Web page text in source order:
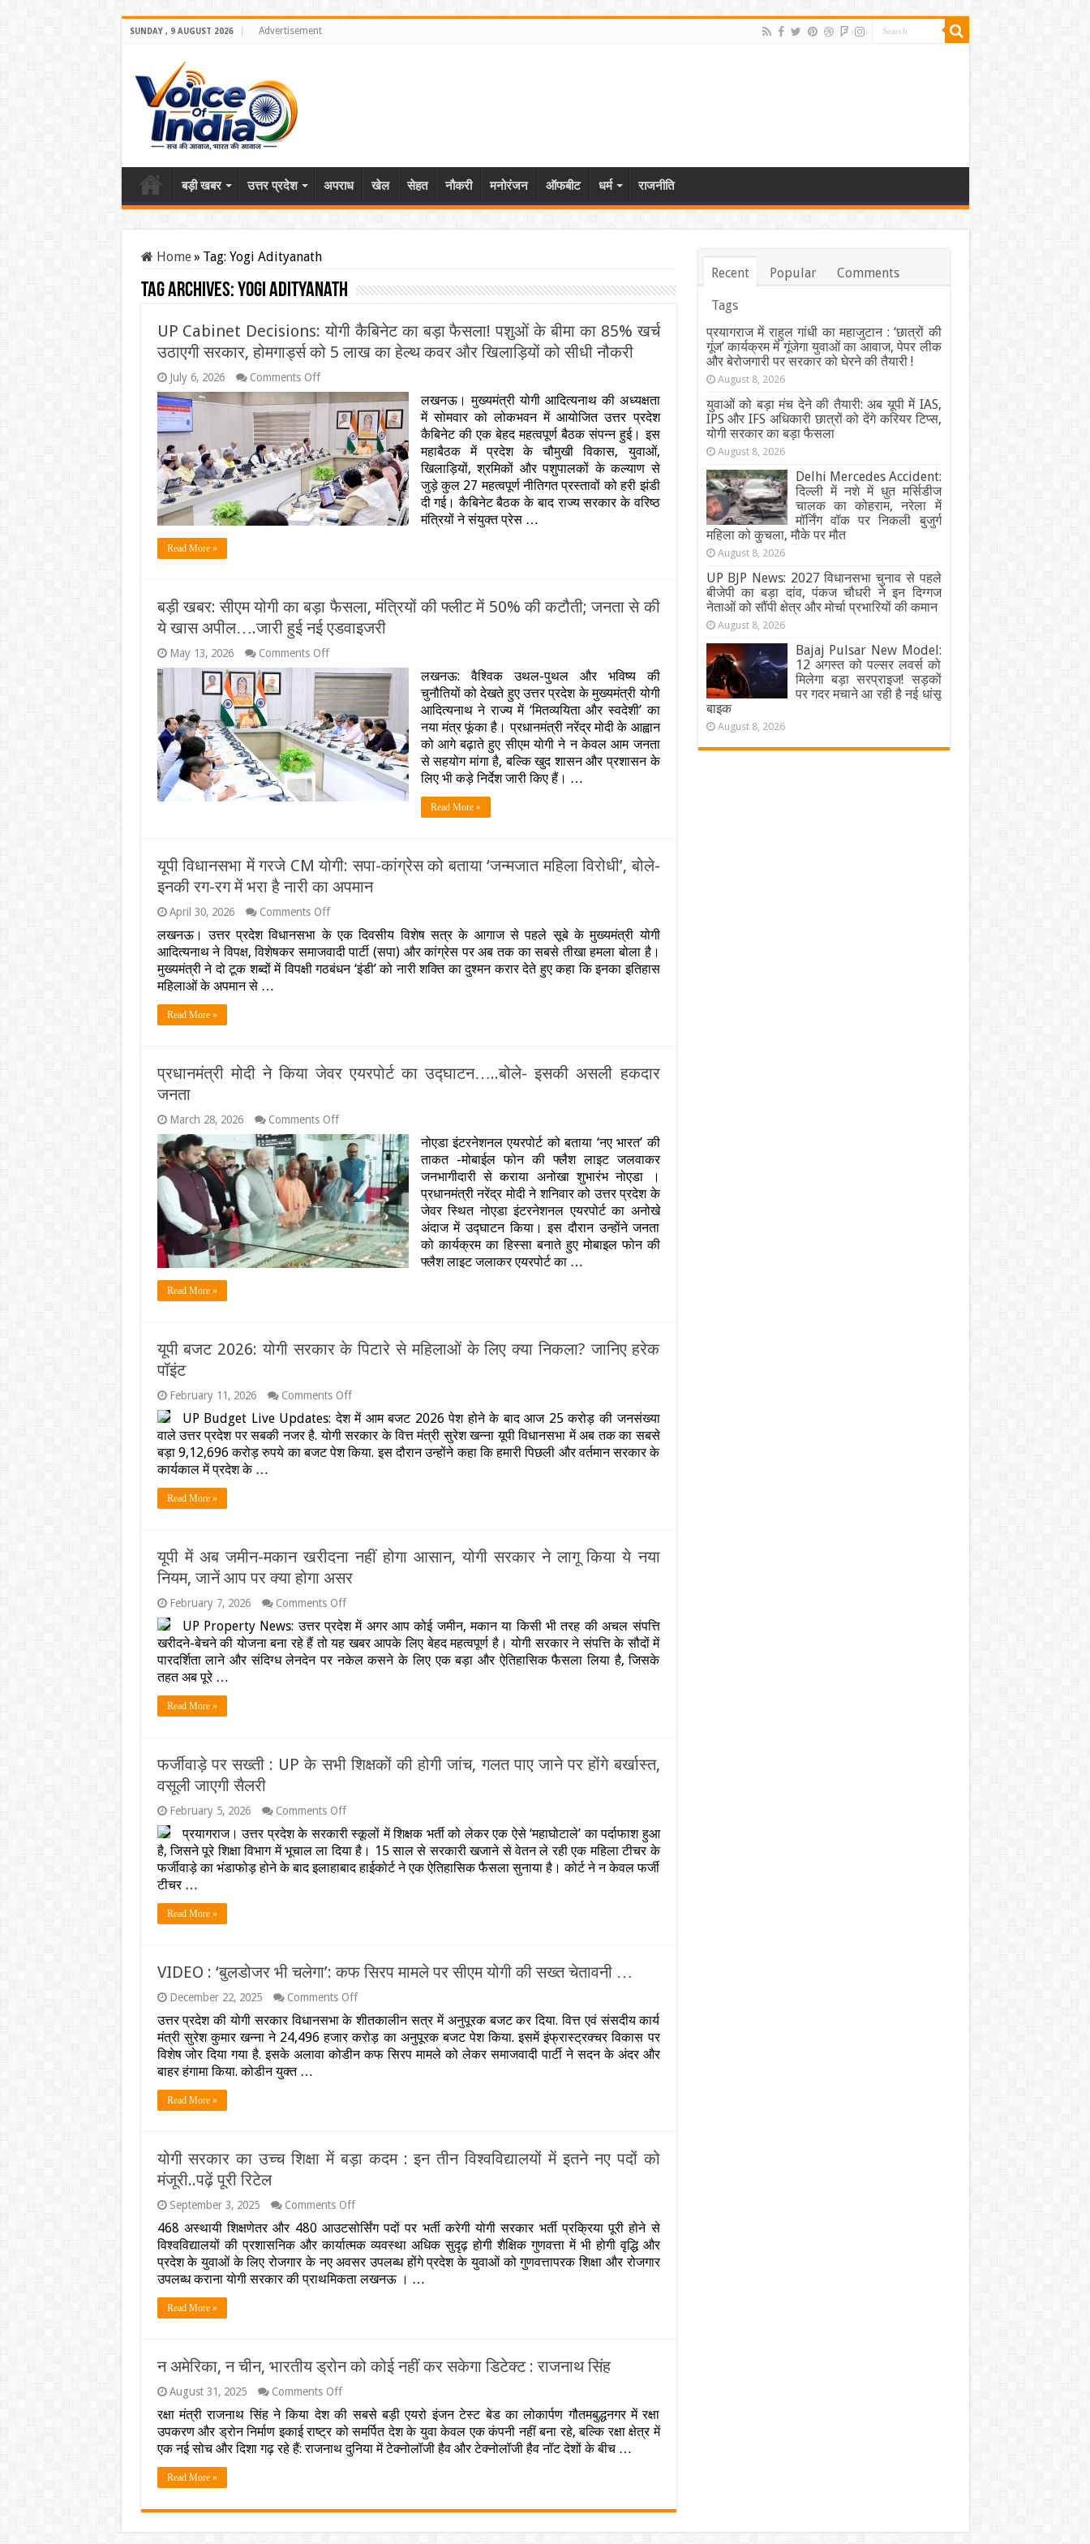
SUNDAY , 9 AUGUST 2026 Advertisement
बड़ी खबर उत्तर प्रदेश अपराध खेल सेहत नौकरी मनोरंजन ऑफबीट धर्म राजनीति
Home» Tag: Yogi Adityanath
Tag Archives:Yogi Adityanath
UP Cabinet Decisions: योगी कैबिनेट का बड़ा फैसला! पशुओं के बीमा का 85% खर्च
उठाएगी सरकार, होमगार्ड्स को 5 लाख का हेल्थ कवर और खिलाड़ियों को सीधी नौकरी
July 6, 2026 Comments Offon
UP
Cabinet
Decisions:
योगी
कैबिनेट
का
बड़ा
फैसला!
पशुओं
के
बीमा
होमगार्ड्स
को
5
लाख
का
हेल्थ
कवर
और
खिलाड़ियों
को
सीधी
नौकरी
लखनऊ। मुख्यमंत्री योगी आदित्यनाथ की अध्यक्षता
में सोमवार को लोकभवन में आयोजित उत्तर प्रदेश
कैबिनेट की एक बेहद महत्वपूर्ण बैठक संपन्न हुई। इस
महाबैठक में प्रदेश के चौमुखी विकास, युवाओं,
खिलाड़ियों, श्रमिकों और पशुपालकों के कल्याण से
जुड़े कुल 27 महत्वपूर्ण नीतिगत प्रस्तावों को हरी झंडी
दी गई। कैबिनेट बैठक के बाद राज्य सरकार के वरिष्ठ
मंत्रियों ने संयुक्त प्रेस …
Read More »
बड़ी खबर: सीएम योगी का बड़ा फैसला, मंत्रियों की फ्लीट में 50% की कटौती; जनता से की
ये खास अपील….जारी हुई नई एडवाइजरी
May 13, 2026 Comments Offon
बड़ी
खबर:
सीएम
योगी
का
बड़ा
फैसला,
मंत्रियों
में
जनता
से
की
खास
अपील….जारी
हुई
नई
एडवाइजरी
लखनऊ: वैश्विक उथल-पुथल और भविष्य की
चुनौतियों को देखते हुए उत्तर प्रदेश के मुख्यमंत्री योगी
आदित्यनाथ ने राज्य में ‘मितव्ययिता और स्वदेशी’ का
नया मंत्र फूंका है। प्रधानमंत्री नरेंद्र मोदी के आह्वान
को आगे बढ़ाते हुए सीएम योगी ने न केवल आम जनता
से सहयोग मांगा है, बल्कि खुद शासन और प्रशासन के
लिए भी कड़े निर्देश जारी किए हैं। …
Read More »
यूपी विधानसभा में गरजे CM योगी: सपा-कांग्रेस को बताया ‘जन्मजात महिला विरोधी’, बोले-
इनकी रग-रग में भरा है नारी का अपमान
April 30, 2026 Comments Offon
विधानसभा
में
गरजे
महिला
इनकी
रग
में
भरा
है
नारी
का
अपमान
लखनऊ। उत्तर प्रदेश विधानसभा के एक दिवसीय विशेष सत्र के आगाज से पहले सूबे के मुख्यमंत्री योगी
आदित्यनाथ ने विपक्ष, विशेषकर समाजवादी पार्टी (सपा) और कांग्रेस पर अब तक का सबसे तीखा हमला बोला है।
मुख्यमंत्री ने दो टूक शब्दों में विपक्षी गठबंधन ‘इंडी’ को नारी शक्ति का दुश्मन करार देते हुए कहा कि इनका इतिहास
महिलाओं के अपमान से …
Read More »
प्रधानमंत्री मोदी ने किया जेवर एयरपोर्ट का उद्घाटन…..बोले- इसकी असली हकदार
जनता
March 28, 2026 Comments Offon
प्रधानमंत्री
मोदी
ने
किया
जेवर
एयरपोर्ट
का
उद्घाटन…..बोले-
इसकी
असली
हकदार
नोएडा इंटरनेशनल एयरपोर्ट को बताया ‘नए भारत’ की
ताकत -मोबाईल फोन की फ्लैश लाइट जलवाकर
जनभागीदारी से कराया अनोखा शुभारंभ नोएडा ।
प्रधानमंत्री नरेंद्र मोदी ने शनिवार को उत्तर प्रदेश के
जेवर स्थित नोएडा इंटरनेशनल एयरपोर्ट का अनोखे
अंदाज में उद्घाटन किया। इस दौरान उन्होंने जनता
को कार्यक्रम का हिस्सा बनाते हुए मोबाइल फोन की
फ्लैश लाइट जलाकर एयरपोर्ट का …
Read More »
यूपी बजट 2026: योगी सरकार के पिटारे से महिलाओं के लिए क्या निकला? जानिए हरेक
पॉइंट
February 11, 2026 Comments Offon
बजट
2026:
योगी
क्या
निकला?
जानिए
UP Budget Live Updates: देश में आम बजट 2026 पेश होने के बाद आज 25 करोड़ की जनसंख्या
वाले उत्तर प्रदेश पर सबकी नजर है. योगी सरकार के वित्त मंत्री सुरेश खन्ना यूपी विधानसभा में अब तक का सबसे
बड़ा 9,12,696 करोड़ रुपये का बजट पेश किया. इस दौरान उन्‍होंने कहा कि हमारी पिछली और वर्तमान सरकार के
कार्यकाल में प्रदेश के …
Read More »
यूपी में अब जमीन-मकान खरीदना नहीं होगा आसान, योगी सरकार ने लागू किया ये नया
नियम, जानें आप पर क्या होगा असर
February 7, 2026 Comments Offon
में
अब
जमीन-
सरकार
ये
नियम,
जानें
आप
पर
UP Property News: उत्तर प्रदेश में अगर आप कोई जमीन, मकान या किसी भी तरह की अचल संपत्ति
खरीदने-बेचने की योजना बना रहे हैं तो यह खबर आपके लिए बेहद महत्वपूर्ण है। योगी सरकार ने संपत्ति के सौदों में
पारदर्शिता लाने और संदिग्ध लेनदेन पर नकेल कसने के लिए एक बड़ा और ऐतिहासिक फैसला लिया है, जिसके
तहत अब पूरे …
Read More »
फर्जीवाड़े पर सख्ती : UP के सभी शिक्षकों की होगी जांच, गलत पाए जाने पर होंगे बर्खास्‍त,
वसूली जाएगी सैलरी
February 5, 2026 Comments Offon
पर
सख्ती
:
UP
गलत
जाने
पर
होंगे
बर्खास्‍त,
वसूली
प्रयागराज। उत्तर प्रदेश के सरकारी स्कूलों में शिक्षक भर्ती को लेकर एक ऐसे ‘महाघोटाले’ का पर्दाफाश हुआ
है, जिसने पूरे शिक्षा विभाग में भूचाल ला दिया है। 15 साल से सरकारी खजाने से वेतन ले रही एक महिला टीचर के
फर्जीवाड़े का भंडाफोड़ होने के बाद इलाहाबाद हाईकोर्ट ने एक ऐतिहासिक फैसला सुनाया है। कोर्ट ने न केवल फर्जी
टीचर …
Read More »
VIDEO : ‘बुलडोजर भी चलेगा’: कफ सिरप मामले पर सीएम योगी की सख्त चेतावनी …
December 22, 2025 Comments Offon
:
‘बुलडोजर
भी
चलेगा’:
की
उत्तर प्रदेश की योगी सरकार विधानसभा के शीतकालीन सत्र में अनुपूरक बजट कर दिया. वित्त एवं संसदीय कार्य
मंत्री सुरेश कुमार खन्ना ने 24,496 हजार करोड़ का अनुपूरक बजट पेश किया. इसमें इंफ्रास्ट्रक्चर विकास पर
विशेष जोर दिया गया है. इसके अलावा कोडीन कफ सिरप मामले को लेकर समाजवादी पार्टी ने सदन के अंदर और
बाहर हंगामा किया. कोडीन युक्त …
Read More »
योगी सरकार का उच्च शिक्षा में बड़ा कदम : इन तीन विश्वविद्यालयों में इतने नए पदों को
मंजूरी..पढ़ें पूरी रिटेल
September 3, 2025 Comments Offon
सरकार
का
उच्च
में
विश्वविद्यालयों
नए
पदों
को
मंजूरी..पढ़ें
468 अस्थायी शिक्षणेतर और 480 आउटसोर्सिंग पदों पर भर्ती करेगी योगी सरकार भर्ती प्रक्रिया पूरी होने से
विश्वविद्यालयों की प्रशासनिक और कार्यात्मक व्यवस्था अधिक सुदृढ़ होगी शैक्षिक गुणवत्ता में भी होगी वृद्धि और
प्रदेश के युवाओं के लिए रोजगार के नए अवसर उपलब्ध होंगे प्रदेश के युवाओं को गुणवत्तापरक शिक्षा और रोजगार
उपलब्ध कराना योगी सरकार की प्राथमिकता लखनऊ । …
Read More »
न अमेरिका, न चीन, भारतीय ड्रोन को कोई नहीं कर सकेगा डिटेक्ट : राजनाथ सिंह
August 31, 2025 Comments Offon
अमेरिका,
न
चीन,
भारतीय
नहीं
रक्षा मंत्री राजनाथ सिंह ने किया देश की सबसे बड़ी एयरो इंजन टेस्ट बेड का लोकार्पण गौतमबुद्धनगर में रक्षा
उपकरण और ड्रोन निर्माण इकाई राष्ट्र को समर्पित देश के युवा केवल एक कंपनी नहीं बना रहे, बल्कि रक्षा क्षेत्र में
एक नई सोच और दिशा गढ़ रहे हैं: राजनाथ दुनिया में टेक्नोलॉजी हैव और टेक्नोलॉजी हैव नॉट देशों के बीच …
Read More »
Recent Popular Comments
Tags
प्रयागराज में राहुल गांधी का महाजुटान : ‘छात्रों की
गूंज’ कार्यक्रम में गूंजेगा युवाओं का आवाज, पेपर लीक
और बेरोजगारी पर सरकार को घेरने की तैयारी !
August 8, 2026
युवाओं को बड़ा मंच देने की तैयारी: अब यूपी में IAS,
IPS और IFS अधिकारी छात्रों को देंगे करियर टिप्स,
योगी सरकार का बड़ा फैसला
August 8, 2026
Delhi Mercedes Accident:
दिल्ली में नशे में धुत मर्सिडीज
चालक का कोहराम, नरेला में
मॉर्निंग वॉक पर निकली बुजुर्ग
महिला को कुचला, मौके पर मौत
August 8, 2026
UP BJP News: 2027 विधानसभा चुनाव से पहले
बीजेपी का बड़ा दांव, पंकज चौधरी ने इन दिग्गज
नेताओं को सौंपी क्षेत्र और मोर्चा प्रभारियों की कमान
August 8, 2026
Bajaj Pulsar New Model:
12 अगस्त को पल्सर लवर्स को
मिलेगा बड़ा सरप्राइज! सड़कों
पर गदर मचाने आ रही है नई धांसू
बाइक
August 8, 2026